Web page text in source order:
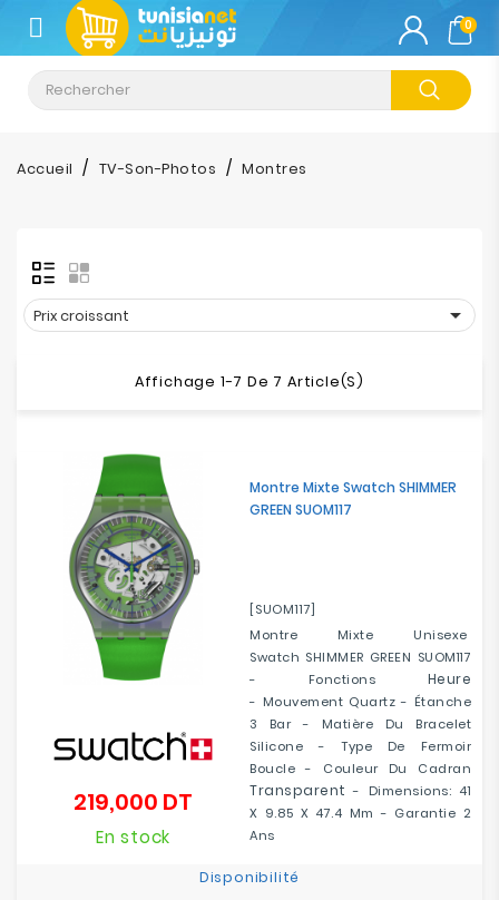
CATÉGORIE
Climatisation
Informatique
Tablette
Impression
Electroménager
Bureautique
Mobilités
0
Accueil TV-Son-Photos Montres
Prix croissant 
Affichage 1-7 De 7 Article(s)
Montre Mixte Swatch SHIMMER
GREEN SUOM117
[SUOM117]
Montre Mixte Unisexe
Swatch SHIMMER GREEN SUOM117
- Fonctions Heure
- Mouvement Quartz - Étanche
3 Bar - Matière Du Bracelet
Silicone - Type De Fermoir
Boucle - Couleur Du Cadran
Transparent- Dimensions: 41
X 9.85 X 47.4 Mm - Garantie 2
Ans
219,000 DT
En stock
Disponibilité